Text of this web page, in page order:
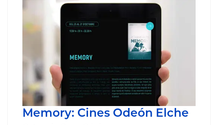
Memory: Cines Odeón Elche